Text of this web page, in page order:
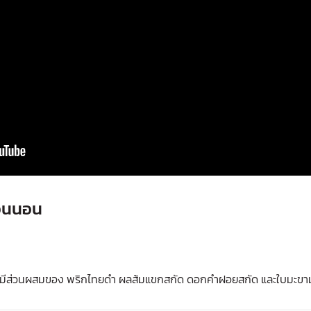
นอน
วนผสมของ พริกไทยดำ ผลส้มแขกสกัด ดอกคำฝอยสกัด และใบมะข